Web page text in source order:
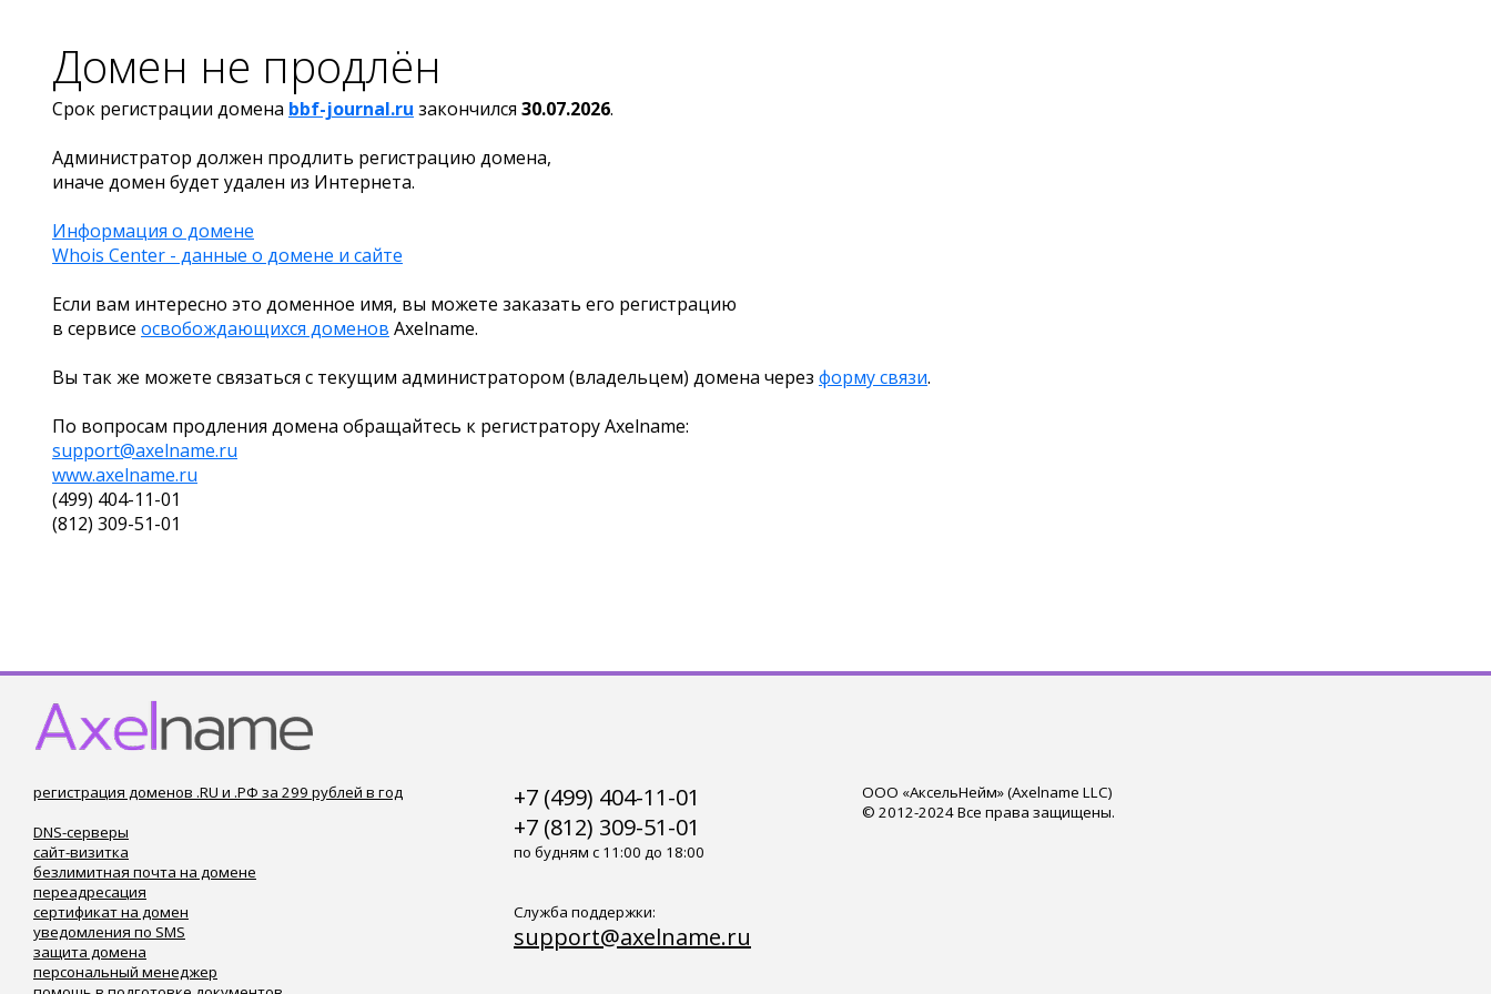
Домен не продлён
Срок регистрации домена bbf-journal.ru закончился 30.07.2026.
Администратор должен продлить регистрацию домена,
иначе домен будет удален из Интернета.
Информация о домене
Whois Center - данные о домене и сайте
Если вам интересно это доменное имя, вы можете заказать его регистрацию
в сервисе освобождающихся доменов Axelname.
Вы так же можете связаться с текущим администратором (владельцем) домена через форму связи.
По вопросам продления домена обращайтесь к регистратору Axelname:
support@axelname.ru
www.axelname.ru
(499) 404-11-01
(812) 309-51-01
регистрация доменов .RU и .РФ за 299 рублей в год
DNS-серверы
сайт-визитка
безлимитная почта на домене
переадресация
сертификат на домен
уведомления по SMS
защита домена
персональный менеджер
+7 (499) 404-11-01
+7 (812) 309-51-01
по будням с 11:00 до 18:00
Служба поддержки:
support@axelname.ru
ООО «АксельНейм» (Axelname LLC)
© 2012-2024 Все права защищены.